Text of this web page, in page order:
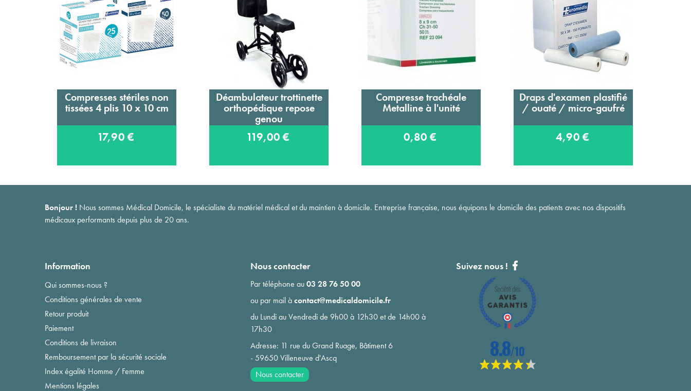
Ajouter au panier
Compresses stériles non
tissées 4 plis 10 x 10 cm
17,90 €
Ajouter au panier
Déambulateur trottinette
orthopédique repose
genou
119,00 €
Ajouter au panier
Compresse trachéale
Metalline à l'unité
0,80 €
Ajouter au panier
Draps d'examen plastifié
/ ouaté / micro-gaufré
4,90 €
Bonjour ! Nous sommes Médical Domicile, le spécialiste du matériel médical et du maintien à domicile. Entreprise française, nous équipons le domicile des patients avec nos dispositifs
médicaux performants depuis plus de 20 ans.
Information
Qui sommes-nous ?
Conditions générales de vente
Retour produit
Paiement
Conditions de livraison
Remboursement par la sécurité sociale
Index égalité Homme / Femme
Mentions légales
Nous contacter
Par téléphone au03 28 76 50 00
ou par mail àcontact@medicaldomicile.fr
du Lundi au Vendredi de 9h00 à 12h30 et de 14h00 à
17h30
Adresse: 11 rue du Grand Ruage, Bâtiment 6
- 59650 Villeneuve d'Ascq
Nous contacter
Suivez nous !